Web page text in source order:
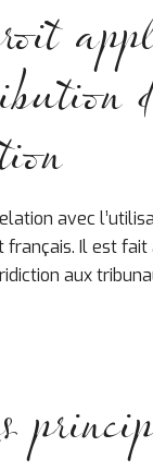
avec
français. Il est
aux